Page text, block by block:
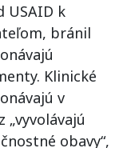
USAID k
bránil
Klinické
v
obavy“,